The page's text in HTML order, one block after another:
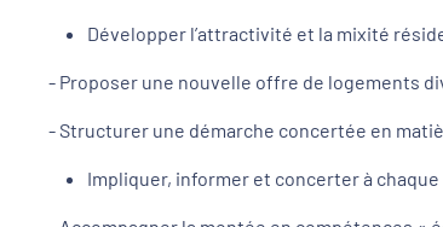
Développer l’attractivité et la mixité
- Proposer une nouvelle offre de logements
- Structurer une démarche concertée en
Impliquer, informer et concerter à